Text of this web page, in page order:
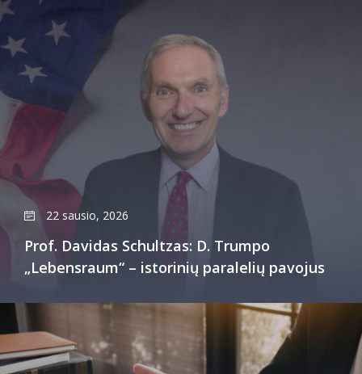
22 sausio, 2026
Prof. Davidas Schultzas: D. Trumpo
„Lebensraum“ – istorinių paralelių pavojus